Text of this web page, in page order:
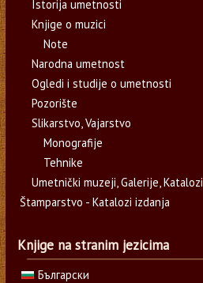
Istorija umetnosti
Knjige o muzici
Note
Narodna umetnost
Ogledi i studije o umetnosti
Pozorište
Slikarstvo, Vajarstvo
Monografije
Tehnike
Umetnički muzeji, Galerije, Katalozi
Štamparstvo - Katalozi izdanja
Knjige na stranim jezicima
Български